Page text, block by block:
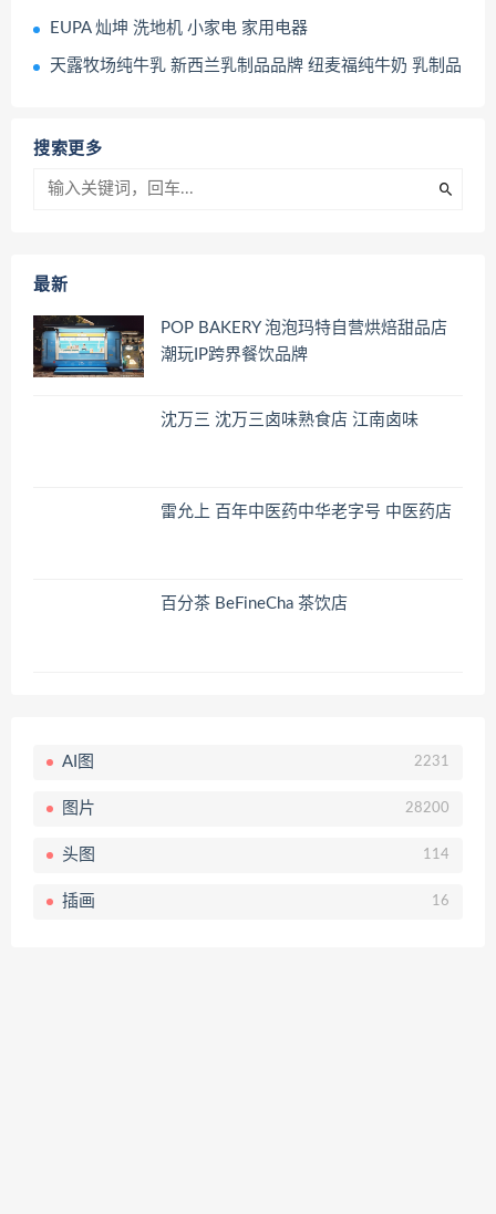
EUPA 灿坤 洗地机 小家电 家用电器
天露牧场纯牛乳 新西兰乳制品品牌 纽麦福纯牛奶 乳制品
搜索更多
最新
POP BAKERY 泡泡玛特自营烘焙甜品店
潮玩IP跨界餐饮品牌
沈万三 沈万三卤味熟食店 江南卤味
雷允上 百年中医药中华老字号 中医药店
百分茶 BeFineCha 茶饮店
AI图 2231
图片 28200
头图 114
插画 16